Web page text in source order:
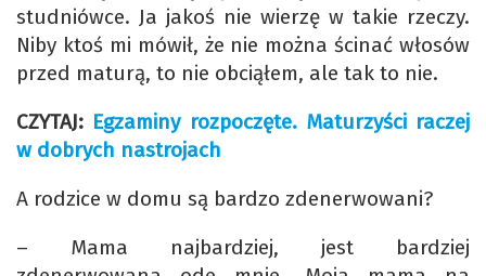
studniówce. Ja jakoś nie wierzę w takie rzeczy.
Niby ktoś mi mówił, że nie można ścinać włosów
przed maturą, to nie obciąłem, ale tak to nie.
CZYTAJ: Egzaminy rozpoczęte. Maturzyści raczej
w dobrych nastrojach
A rodzice w domu są bardzo zdenerwowani?
– Mama najbardziej, jest bardziej